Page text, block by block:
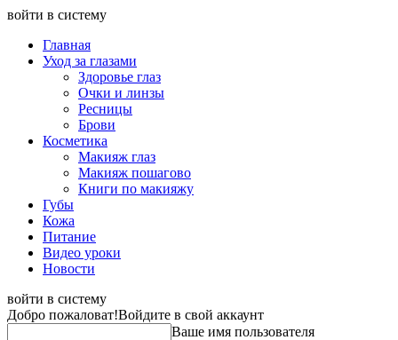
войти в систему
Главная
Уход за глазами
Здоровье глаз
Очки и линзы
Ресницы
Брови
Косметика
Макияж глаз
Макияж пошагово
Книги по макияжу
Губы
Кожа
Питание
Видео уроки
Новости
войти в систему
Добро пожаловат!Войдите в свой аккаунт
Ваше имя пользователя